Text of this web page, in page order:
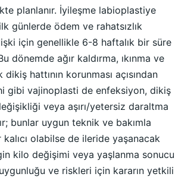
planlanır. İyileşme labioplastiye
günlerde ödem ve rahatsızlık
için genellikle 6-8 haftalık bir süre
dönemde ağır kaldırma, ıkınma ve
dikiş hattının korunması açısından
gibi vajinoplasti de enfeksiyon, dikiş
veya aşırı/yetersiz daraltma
bunlar uygun teknik ve bakımla
olabilse de ileride yaşanacak
kilo değişimi veya yaşlanma sonucu
ve riskleri için kararın yetkili